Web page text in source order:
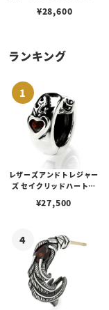
¥28,600
ランキング
レザーズアンドトレジャー
ズ セイクリッドハートピ
¥27,500